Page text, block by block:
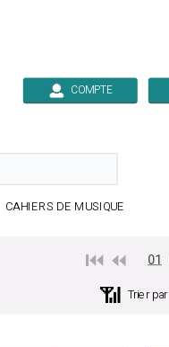
COMPTE
CAHIERS DE MUSIQUE
⏮️ ⏪ 01
📶 Trier par